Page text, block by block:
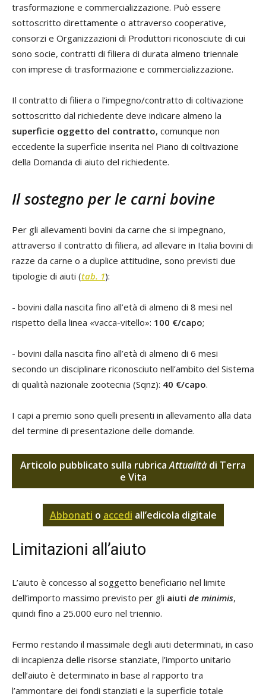
trasformazione e commercializzazione. Può essere
sottoscritto direttamente o attraverso cooperative,
consorzi e Organizzazioni di Produttori riconosciute di cui
sono socie, contratti di filiera di durata almeno triennale
con imprese di trasformazione e commercializzazione.
Il contratto di filiera o l’impegno/contratto di coltivazione
sottoscritto dal richiedente deve indicare almeno la
superficie oggetto del contratto, comunque non
eccedente la superficie inserita nel Piano di coltivazione
della Domanda di aiuto del richiedente.
Il sostegno per le carni bovine
Per gli allevamenti bovini da carne che si impegnano,
attraverso il contratto di filiera, ad allevare in Italia bovini di
razze da carne o a duplice attitudine, sono previsti due
tipologie di aiuti (tab. 1):
- bovini dalla nascita fino all’età di almeno di 8 mesi nel
rispetto della linea «vacca-vitello»: 100 €/capo;
- bovini dalla nascita fino all’età di almeno di 6 mesi
secondo un disciplinare riconosciuto nell’ambito del Sistema
di qualità nazionale zootecnia (Sqnz): 40 €/capo.
I capi a premio sono quelli presenti in allevamento alla data
del termine di presentazione delle domande.
Articolo pubblicato sulla rubricaAttualità di Terra
e Vita
Abbonati o accedi all’edicola digitale
Limitazioni all’aiuto
L’aiuto è concesso al soggetto beneficiario nel limite
dell’importo massimo previsto per gli aiuti de minimis,
quindi fino a 25.000 euro nel triennio.
Fermo restando il massimale degli aiuti determinati, in caso
di incapienza delle risorse stanziate, l’importo unitario
dell’aiuto è determinato in base al rapporto tra
l’ammontare dei fondi stanziati e la superficie totale